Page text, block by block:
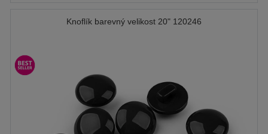
Knoflík barevný velikost 20" 120246